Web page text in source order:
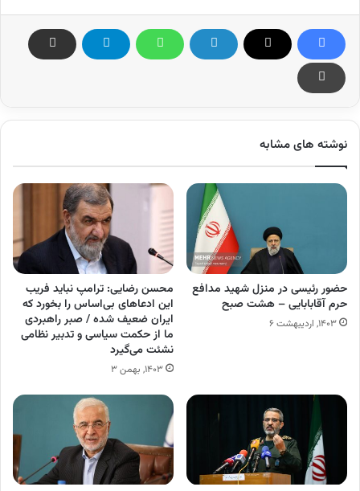
نوشته های مشابه
حضور رئیسی در منزل شهید مدافع
حرم آقابابایی – هشت صبح
۱۴۰۳, اردیبهشت ۶
محسن رضایی: ترامپ نباید فریب
این ادعا‌های بی‌اساس را بخورد که
ایران ضعیف شده / صبر راهبردی
ما از حکمت سیاسی و تدبیر نظامی
نشئت می‌گیرد
۱۴۰۳, بهمن ۳